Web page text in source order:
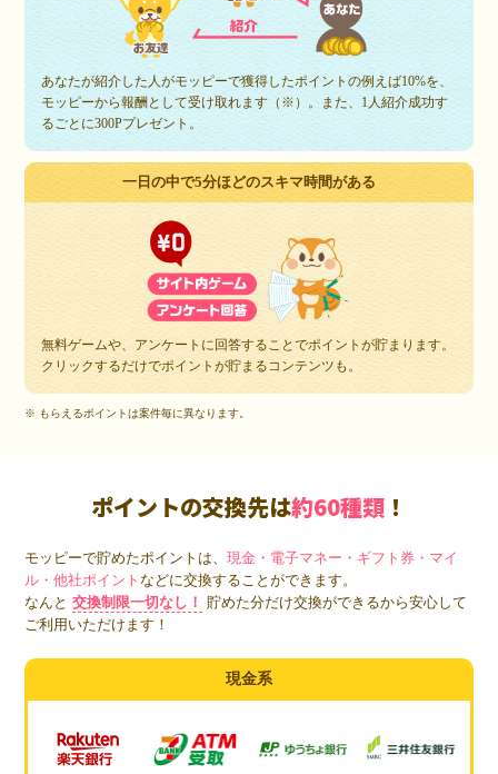
あなたが紹介した人がモッピーで獲得したポイントの例えば10%を、
モッピーから報酬として受け取れます（※）。また、1人紹介成功す
るごとに300Pプレゼント。
一日の中で5分ほどのスキマ時間がある
無料ゲームや、アンケートに回答することでポイントが貯まります。
クリックするだけでポイントが貯まるコンテンツも。
※ もらえるポイントは案件毎に異なります。
ポイントの交換先は約60種類 ！
モッピーで貯めたポイントは、現金・電子マネー・ギフト券・マイ
ル・他社ポイントなどに交換することができます。
なんと 交換制限一切なし！
貯めた分だけ交換ができるから安心して
ご利用いただけます！
現金系